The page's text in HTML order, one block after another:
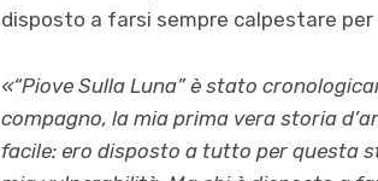
disposto a farsi sempre calpestare per
«“Piove Sulla Luna” è stato
compagno, la mia prima vera storia
facile: ero disposto a tutto per questa